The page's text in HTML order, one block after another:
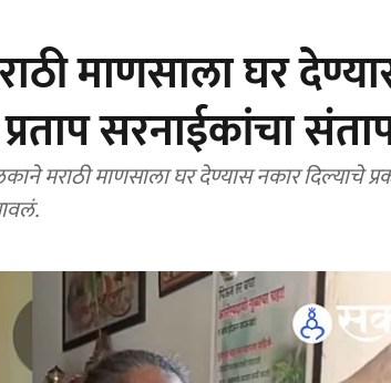
माणसाला घर
सरनाईकांचा
मराठी माणसाला घर देण्यास नकार दिल्याचे